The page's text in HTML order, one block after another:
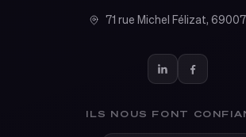
71 rue Michel Félizat,
ILS NOUS FONT